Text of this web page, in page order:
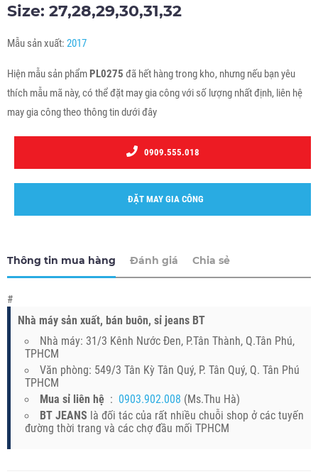
Size: 27,28,29,30,31,32
Mẫu sản xuất: 2017
Hiện mẫu sản phẩm PL0275 đã hết hàng trong kho, nhưng nếu bạn yêu
thích mẫu mã này, có thể đặt may gia công với số lượng nhất định, liên hệ
may gia công theo thông tin dưới đây
0909.555.018
ĐẶT MAY GIA CÔNG
Thông tin mua hàng Đánh giá Chia sẻ
#
Nhà máy sản xuất, bán buôn, sỉ jeans BT
Nhà máy: 31/3 Kênh Nước Đen, P.Tân Thành, Q.Tân Phú,
TPHCM
Văn phòng: 549/3 Tân Kỳ Tân Quý, P. Tân Quý, Q. Tân Phú
TPHCM
Mua sỉ liên hệ : 0903.902.008 (Ms.Thu Hà)
BT JEANS là đối tác của rất nhiều chuỗi shop ở các tuyến
đường thời trang và các chợ đầu mối TPHCM